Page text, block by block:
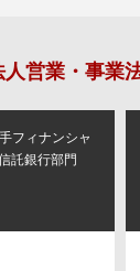
人営業・事業
フィナンシャ
託銀行部門